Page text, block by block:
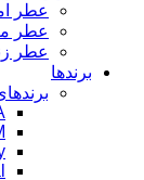
عطر
عطر
عطر
برندها